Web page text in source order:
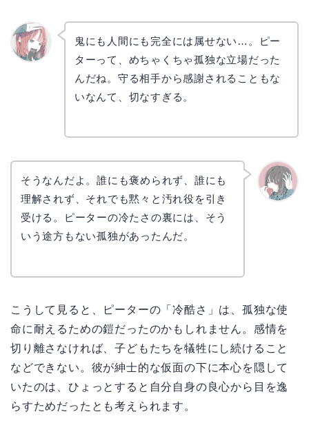
鬼にも人間にも完全には属せない…。ピー
ターって、めちゃくちゃ孤独な立場だった
んだね。守る相手から感謝されることもな
いなんて、切なすぎる。
そうなんだよ。誰にも褒められず、誰にも
理解されず、それでも黙々と汚れ役を引き
受ける。ピーターの冷たさの裏には、そう
いう途方もない孤独があったんだ。
こうして見ると、ピーターの「冷酷さ」は、孤独な使
命に耐えるための鎧だったのかもしれません。感情を
切り離さなければ、子どもたちを犠牲にし続けること
などできない。彼が紳士的な仮面の下に本心を隠して
いたのは、ひょっとすると自分自身の良心から目を逸
らすためだったとも考えられます。